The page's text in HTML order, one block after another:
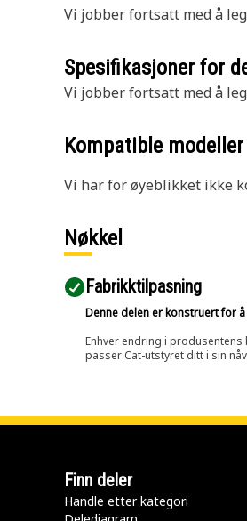
Vi jobber fortsatt med å
Spesifikasjoner for
Vi jobber fortsatt med å
Kompatible
Vi har for øyeblikket ikke
Nøkkel
Fabrikktilpasning
Denne delen er konstruert for
Enhver endring i
passer Cat-utstyret ditt i sin
Finn deler
Handle etter kategori